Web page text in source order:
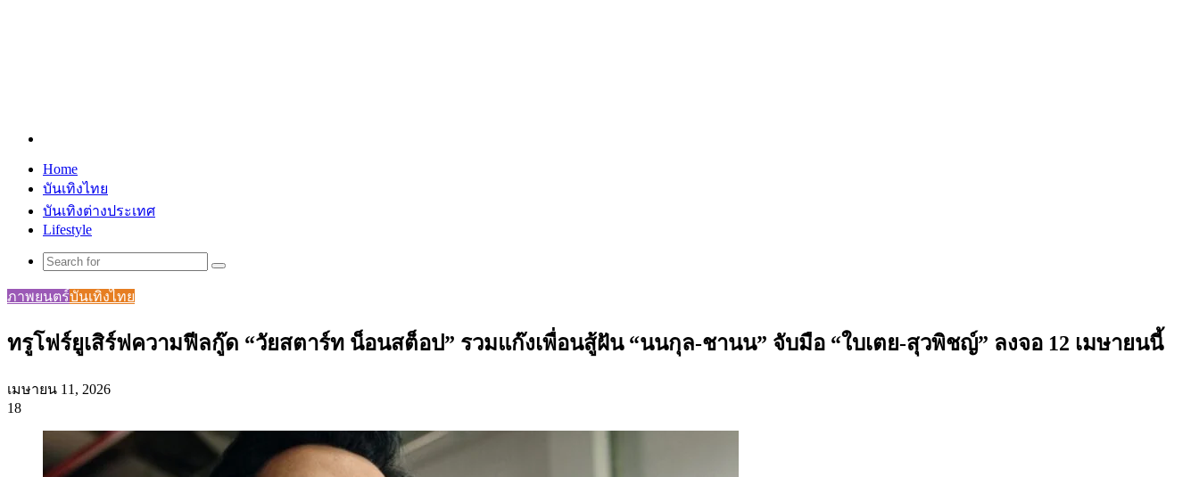
Home
บันเทิงไทย
บันเทิงต่างประเทศ
Lifestyle
Search
ภาพยนตร์บันเทิงไทย
ทรูโฟร์ยูเสิร์ฟความฟีลกู๊ด “วัยสตาร์ท น็อนสต็อป” รวมแก๊งเพื่อนสู้ฝัน “นนกุล-ชานน” จับมือ “ใบเตย-สุวพิชญ์” ลงจอ 12 เมษายนนี้
เมษายน 11, 2026
18